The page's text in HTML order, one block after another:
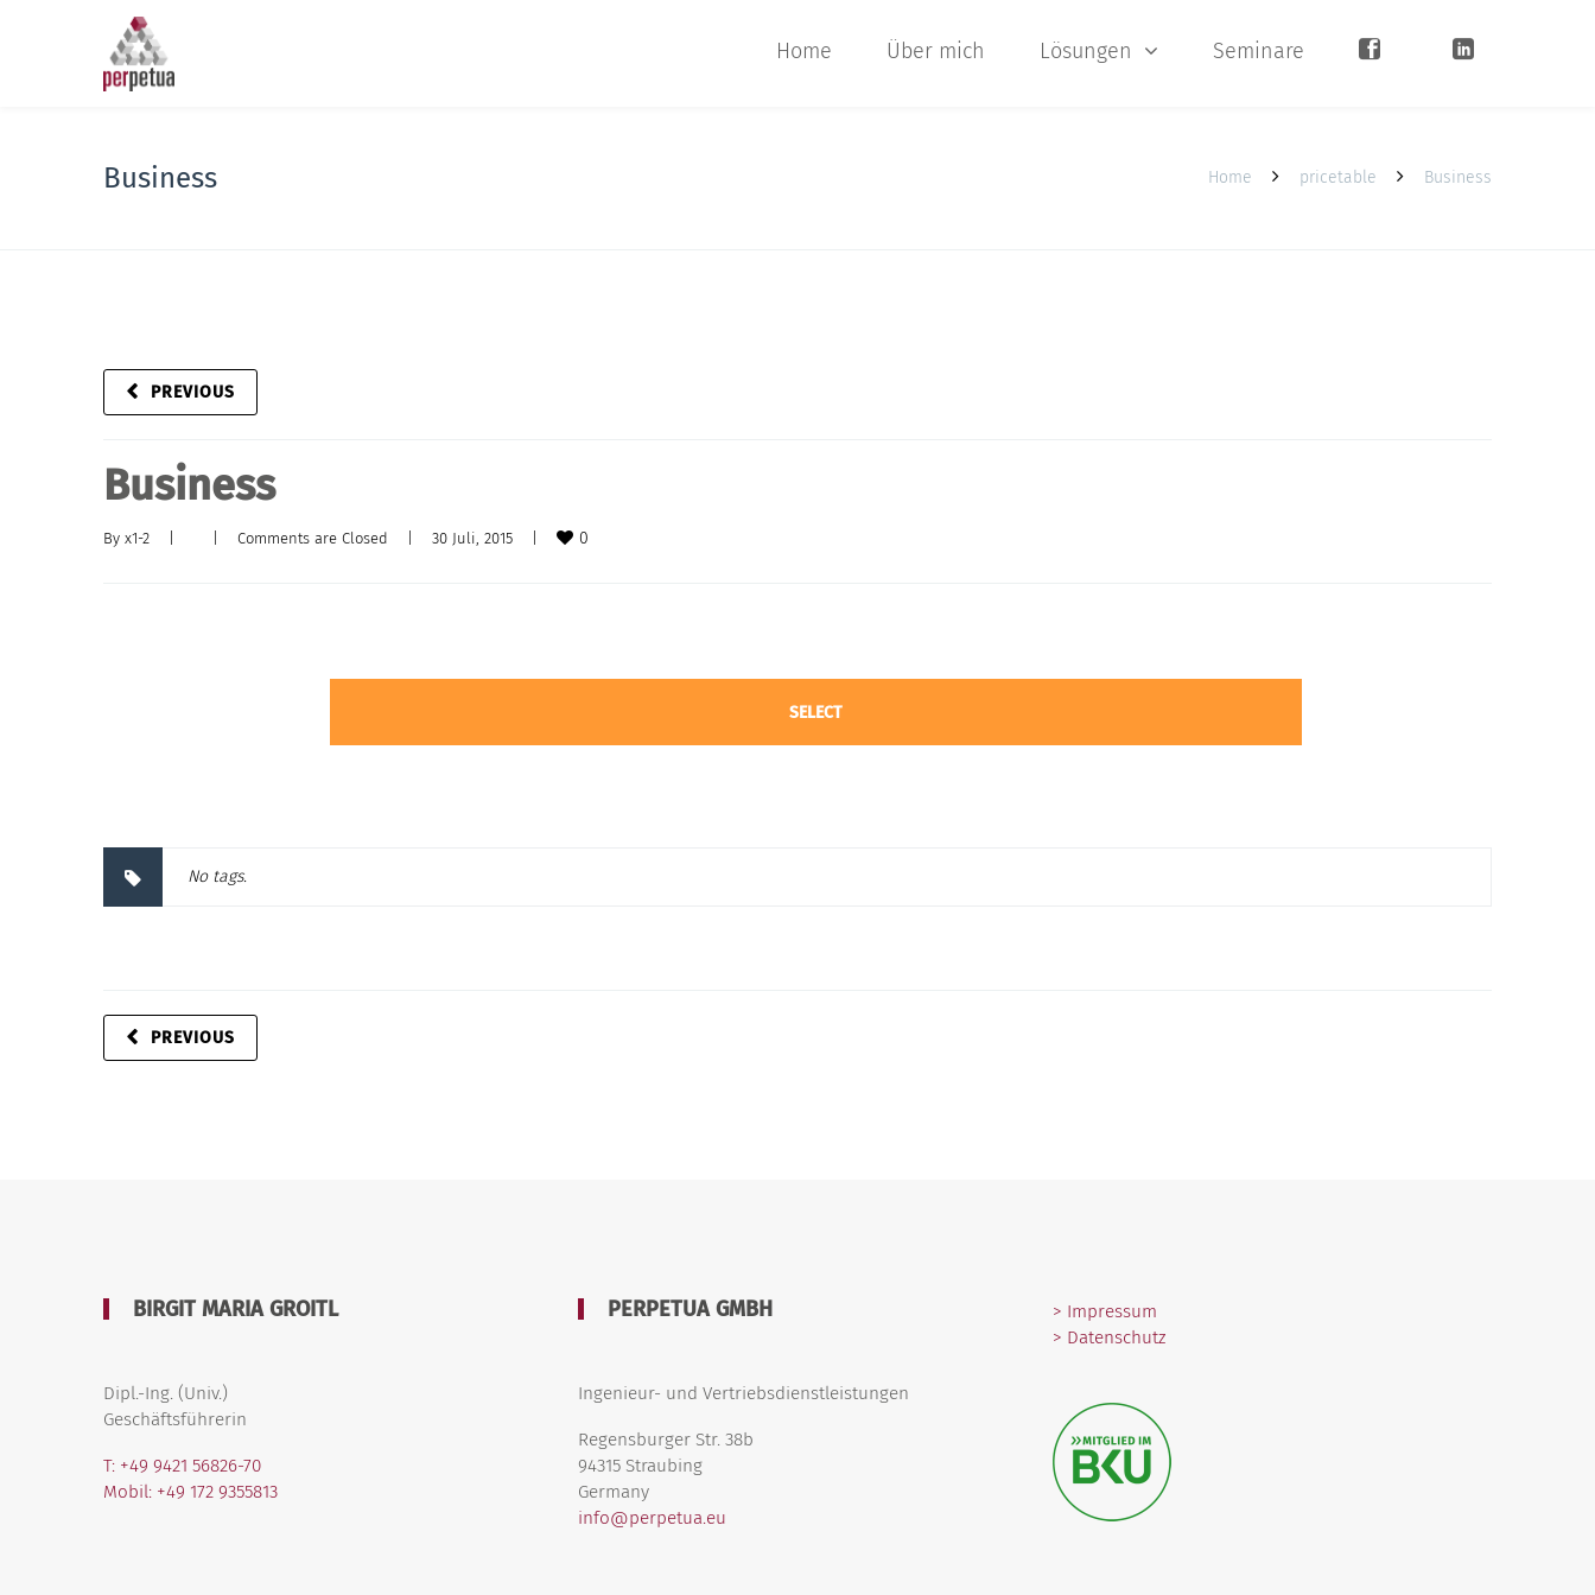
Home Über mich Lösungen Seminare
Business Home pricetable Business
PREVIOUS
Business
By x1-2 Comments are Closed 30 Juli, 2015 0
SELECT
No tags.
PREVIOUS
BIRGIT MARIA GROITL
Dipl.-Ing. (Univ.)
Geschäftsführerin
T: +49 9421 56826-70
Mobil: +49 172 9355813
PERPETUA GMBH
Ingenieur- und Vertriebsdienstleistungen
Regensburger Str. 38b
94315 Straubing
Germany
info@perpetua.eu
> Impressum
> Datenschutz